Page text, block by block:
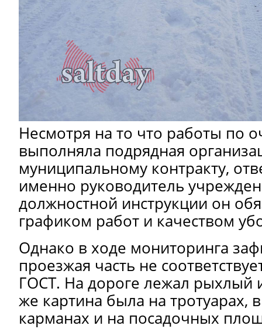
Несмотря на то что работы по
выполняла подрядная
муниципальному контракту,
именно руководитель
должностной инструкции он
графиком работ и качеством
Однако в ходе мониторинга
проезжая часть не
ГОСТ. На дороге лежал рыхлый
же картина была на тротуарах,
карманах и на посадочных